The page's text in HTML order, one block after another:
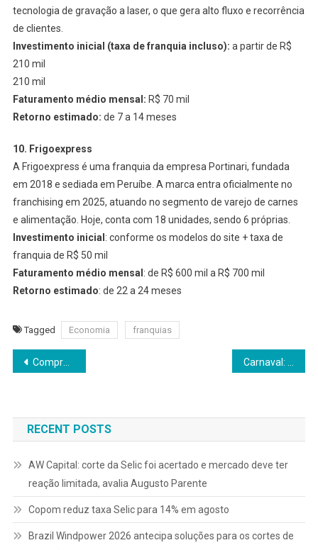
tecnologia de gravação a laser, o que gera alto fluxo e recorrência
de clientes.
Investimento inicial (taxa de franquia incluso): a partir de R$
210 mil
210 mil
Faturamento médio mensal: R$ 70 mil
Retorno estimado: de 7 a 14 meses
10. Frigoexpress
A Frigoexpress é uma franquia da empresa Portinari, fundada
em 2018 e sediada em Peruíbe. A marca entra oficialmente no
franchising em 2025, atuando no segmento de varejo de carnes
e alimentação. Hoje, conta com 18 unidades, sendo 6 próprias.
Investimento inicial : conforme os modelos do site + taxa de
franquia de R$ 50 mil
Faturamento médio mensal : de R$ 600 mil a R$ 700 mil
Retorno estimado: de 22 a 24 meses
Tagged Economia franquias
Navegação
Post
Comprar ou assinar tecnologia? Especialista explica o que vale mais a pena
RECENT POSTS
AW Capital: corte da Selic foi acertado e mercado deve ter
reação limitada, avalia Augusto Parente
Copom reduz taxa Selic para 14% em agosto
Brazil Windpower 2026 antecipa soluções para os cortes de